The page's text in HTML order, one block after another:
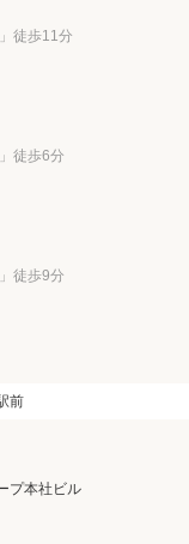
徒歩11分
徒歩6分
徒歩9分
前
プ本社ビル